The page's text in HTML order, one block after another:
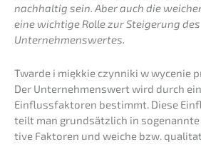
nachhal­tig sein. Aber auch die
eine wichti­ge Rolle zur Steige­rung des
Unternehmenswertes.
Twarde i miękkie czynni­ki w wycenie
Der Unter­neh­mens­wert wird durch
Einfluss­fak­to­ren bestimmt. Diese
teilt man grund­sätz­lich in
ti­ve Fakto­ren und weiche bzw.